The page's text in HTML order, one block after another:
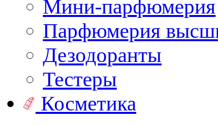
Мини-парфюмерия
Парфюмерия
Дезодоранты
Тестеры
Косметика